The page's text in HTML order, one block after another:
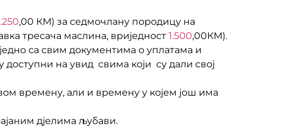
,00 КМ) за седмочлану породицу на
тресача маслина, вриједност 1.500,00КМ).
са свим документима о уплатама и
на увид свима који су дали свој
времену, али и времену у којем још има
дјелима љубави.